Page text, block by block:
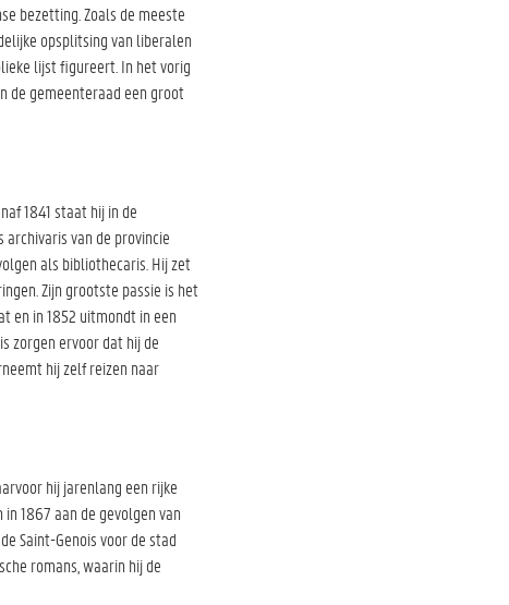
bezetting. Zoals de meeste
opsplitsing van liberalen
lijst figureert. In het vorig
de gemeenteraad een groot
1841 staat hij in de
archivaris van de provincie
als bibliothecaris. Hij zet
Zijn grootste passie is het
en in 1852 uitmondt in een
zorgen ervoor dat hij de
hij zelf reizen naar
hij jarenlang een rijke
1867 aan de gevolgen van
Saint-Genois voor de stad
romans, waarin hij de